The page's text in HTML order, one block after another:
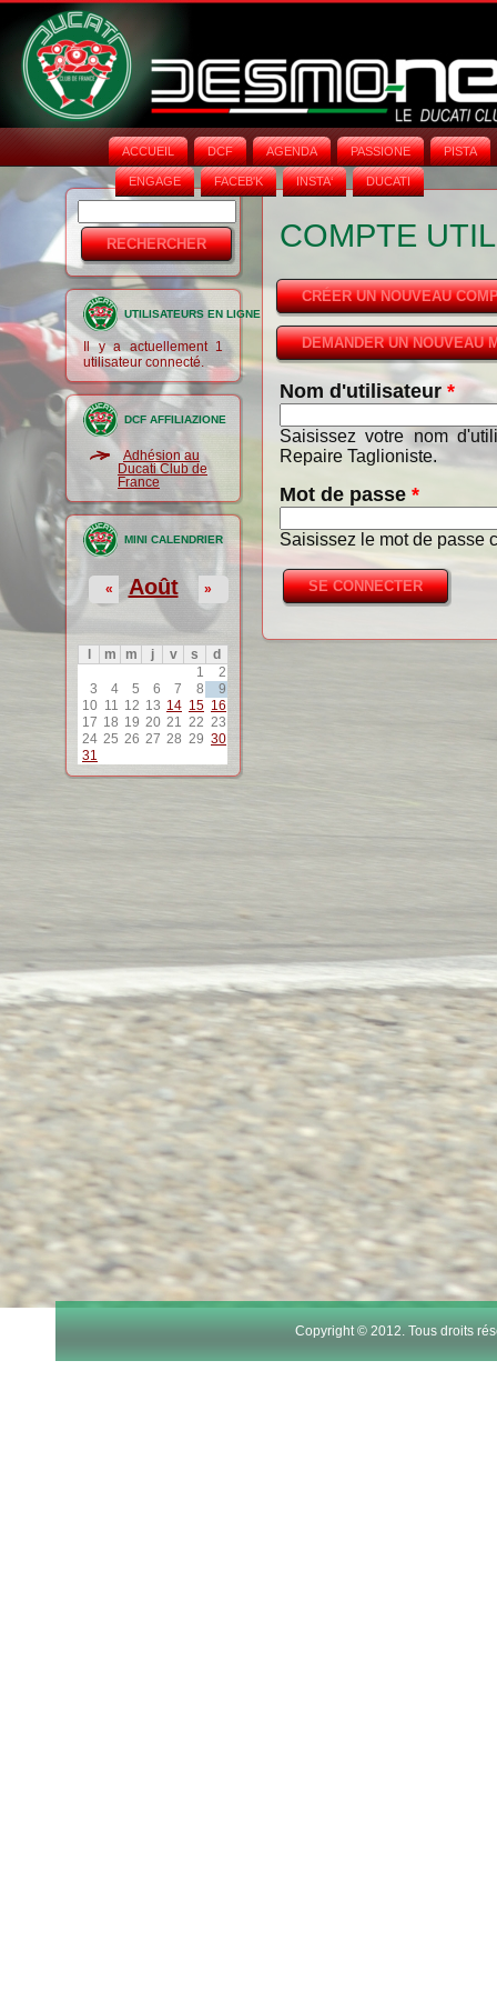
ACCUEIL DCF AGENDA PASSIONE PISTA
ENGAGE FACEB'K INSTA‘ DUCATI
Formulaire
de
recherche
UTILISATEURS EN LIGNE
Il y a actuellement 1
utilisateur connecté.
DCF AFFILIAZIONE
Adhésion au
Ducati Club de
France
MINI CALENDRIER
Août
« »
m m j v s
d
1
2
3
4 5 6 7 8
9
10 11 12 13 14 15 16
17 18 19 20 21 22 23
24 25 26 27 28 29 30
31
COMPTE
CRÉER UN NOUVEAU
DEMANDER UN NOUVEAU
Nom d'utilisateur *
Saisissez votre nom
Repaire Taglioniste.
Mot de passe *
Saisissez le mot de passe
Copyright © 2012. Tous droits